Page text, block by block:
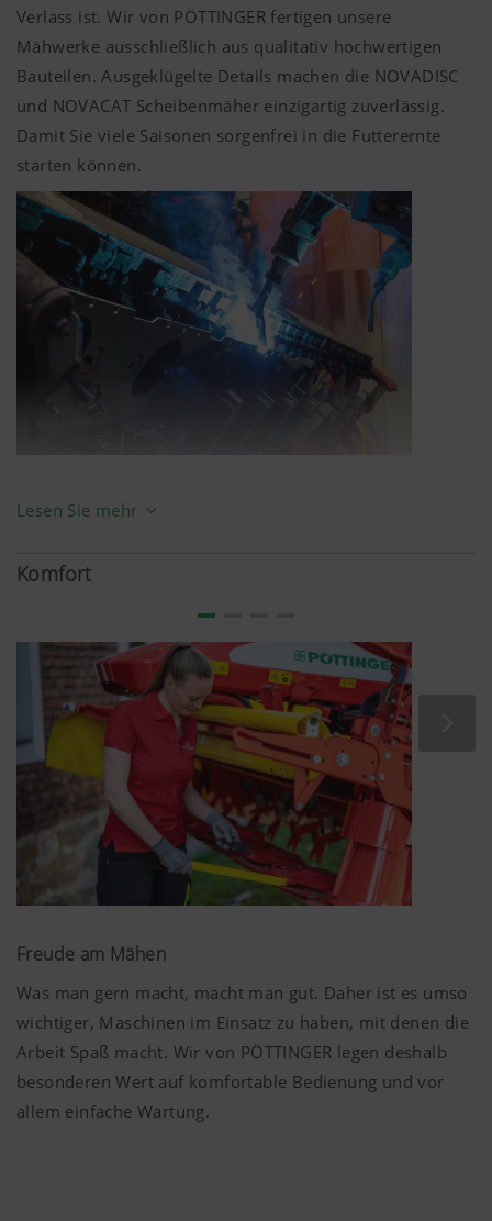
Verlass ist. Wir von PÖTTINGER fertigen unsere
Mähwerke ausschließlich aus qualitativ hochwertigen
Bauteilen. Ausgeklügelte Details machen die NOVADISC
und NOVACAT Scheibenmäher einzigartig zuverlässig.
Damit Sie viele Saisonen sorgenfrei in die Futterernte
starten können.
Das beginnt beim Mähbalken: Dieser ist aus bestem
Im robusten Mähbalken arbeitet der extrem
einzigartige TRI DRIVE Antriebskonzept ist für maximale
Lebensdauer ausgelegt.
Lesen Sie mehr
Komfort
Freude am Mähen
Was man gern macht, macht man gut. Daher ist es umso
wichtiger, Maschinen im Einsatz zu haben, mit denen die
Arbeit Spaß macht. Wir von PÖTTINGER legen deshalb
besonderen Wert auf komfortable Bedienung und vor
allem einfache Wartung.